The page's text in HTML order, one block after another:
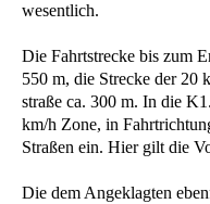
wesentlich.
Die Fahrtstrecke bis zum
550 m, die Strecke der 20
straße ca. 300 m. In die
km/h Zone, in
Straßen ein. Hier gilt die
Die dem Angeklagten